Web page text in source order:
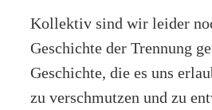
Kollektiv sind wir leider
Geschichte der Trennung
Geschichte, die es uns
zu verschmutzen und zu